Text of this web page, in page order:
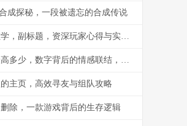
成探秘，一段被遗忘的合成传说
和平精英刷龙啸教学，副标题，资深玩家心得与实战精要
王者荣耀亲密度最高多少，数字背后的情感联结，副标题，亲密度的极限与情谊的无限
主页，高效寻友与组队攻略
除，一款游戏背后的生存逻辑